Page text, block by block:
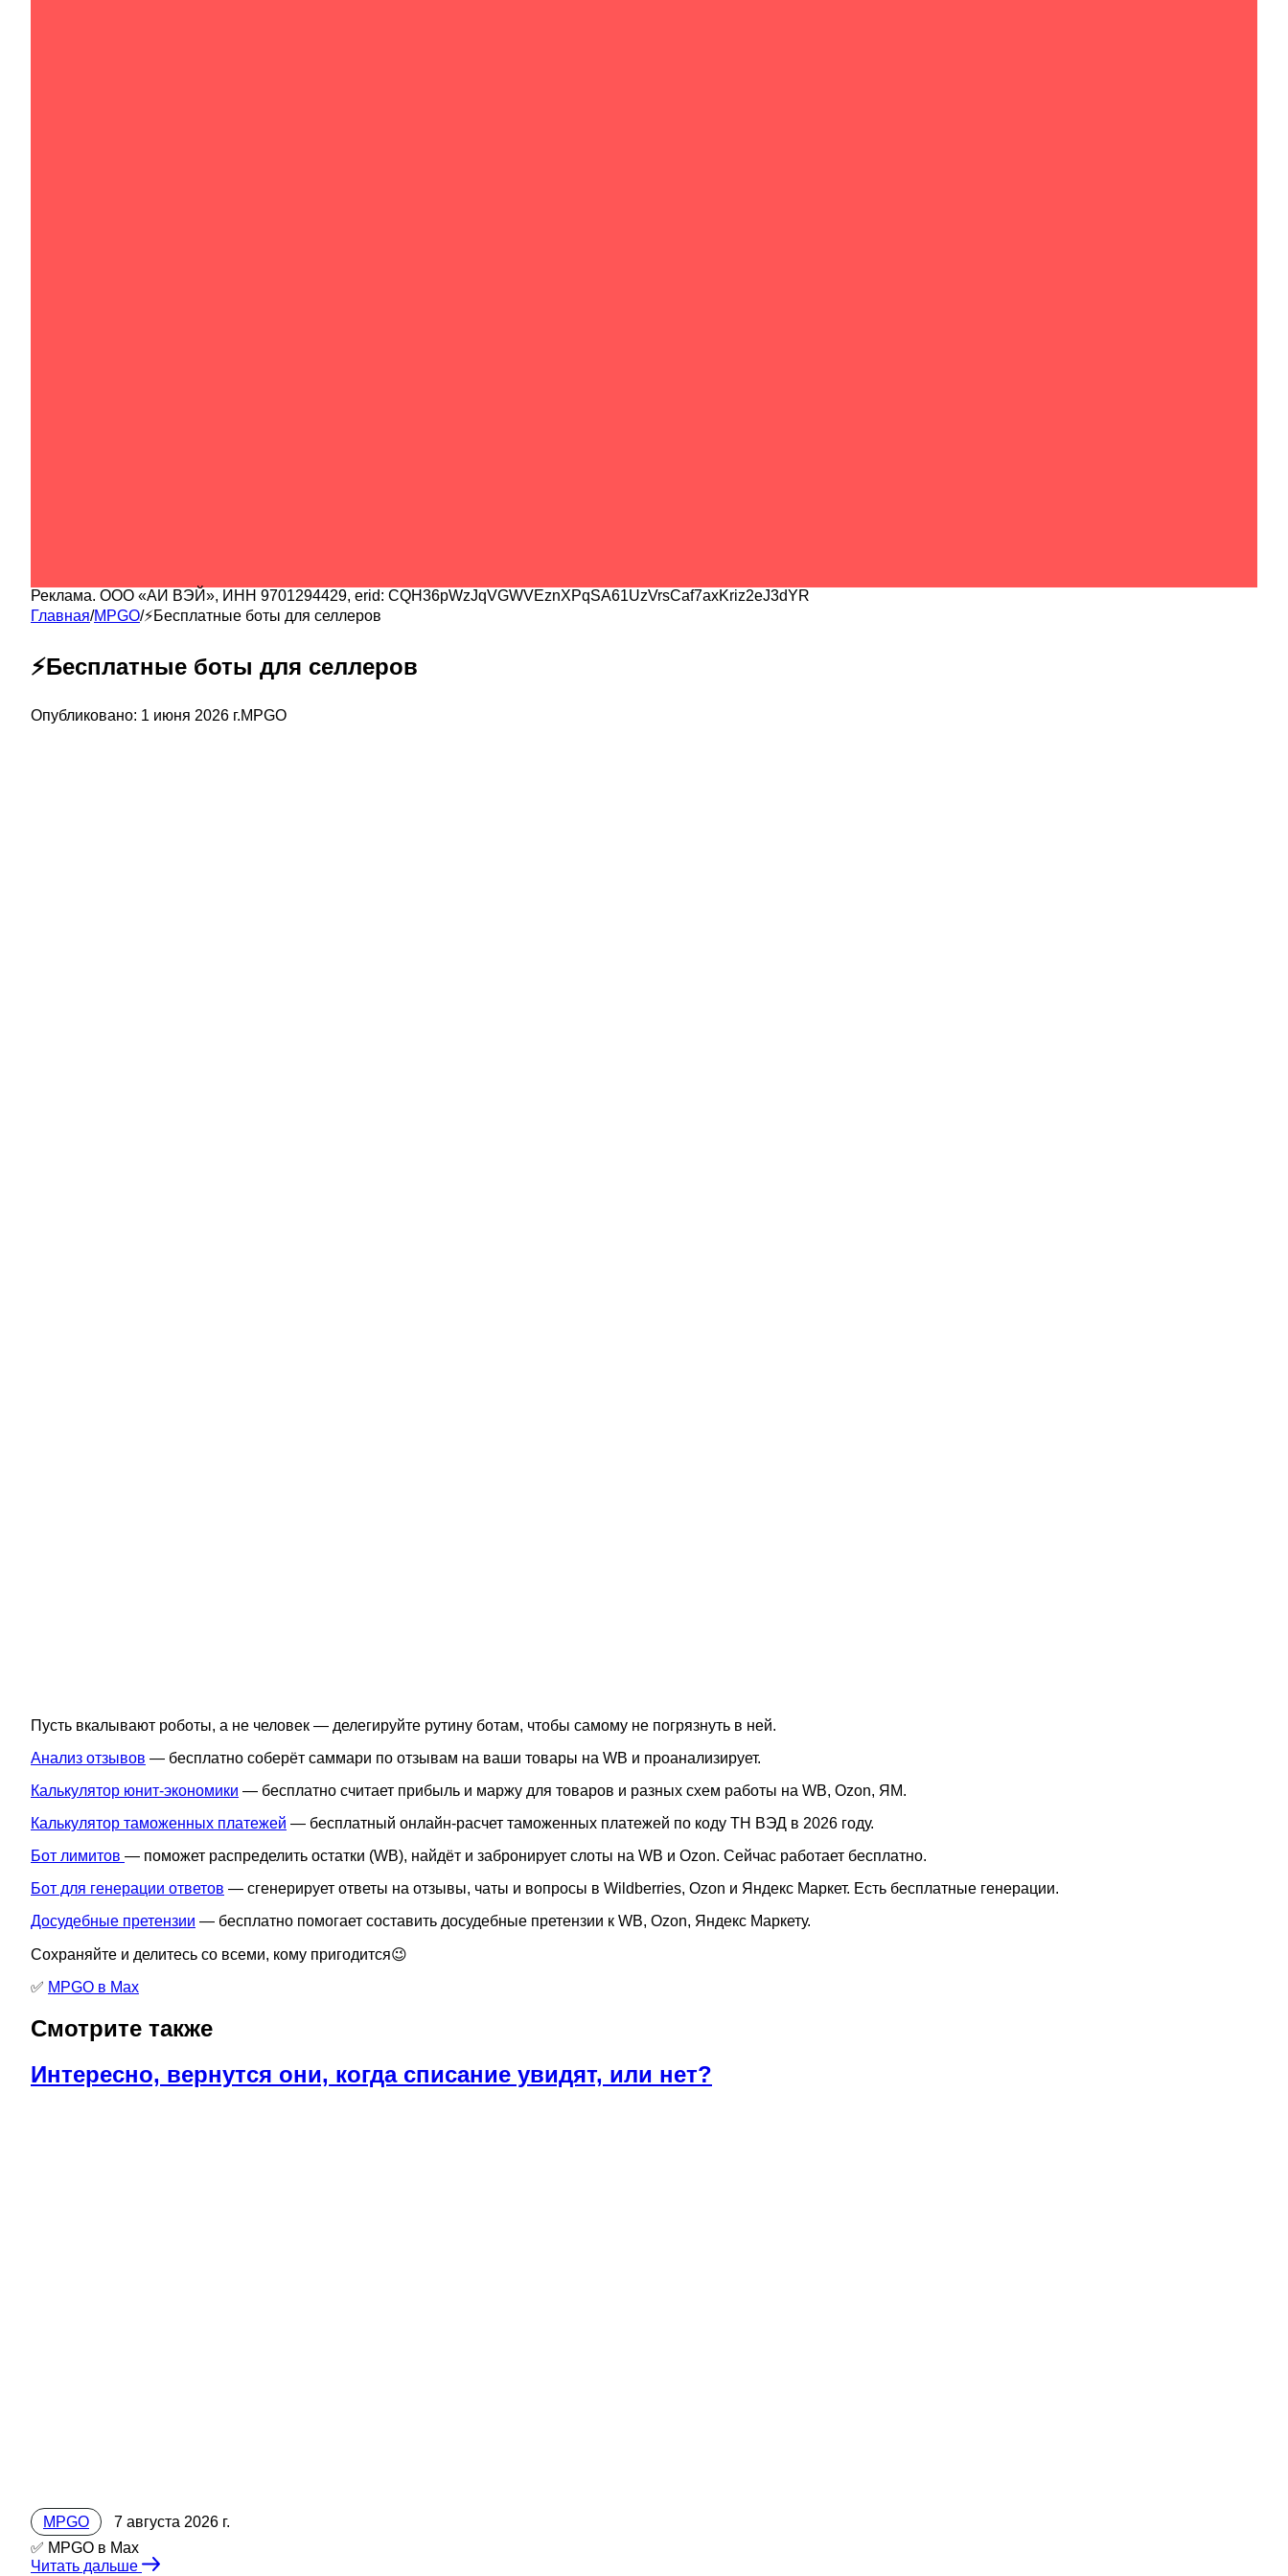
Реклама. ООО «АИ ВЭЙ», ИНН 9701294429, erid: CQH36pWzJqVGWVEznXPqSA61UzVrsCaf7axKriz2eJ3dYR
Главная/MPGO/⚡Бесплатные боты для селлеров
⚡Бесплатные боты для селлеров
Опубликовано: 1 июня 2026 г.MPGO
Пусть вкалывают роботы, а не человек — делегируйте рутину ботам, чтобы самому не погрязнуть в ней.
Анализ отзывов — бесплатно соберёт саммари по отзывам на ваши товары на WB и проанализирует.
Калькулятор юнит-экономики — бесплатно считает прибыль и маржу для товаров и разных схем работы на WB, Ozon, ЯМ.
Калькулятор таможенных платежей — бесплатный онлайн-расчет таможенных платежей по коду ТН ВЭД в 2026 году.
Бот лимитов — поможет распределить остатки (WB), найдёт и забронирует слоты на WB и Ozon. Сейчас работает бесплатно.
Бот для генерации ответов — сгенерирует ответы на отзывы, чаты и вопросы в Wildberries, Ozon и Яндекс Маркет. Есть бесплатные генерации.
Досудебные претензии — бесплатно помогает составить досудебные претензии к WB, Ozon, Яндекс Маркету.
Сохраняйте и делитесь со всеми, кому пригодится😉
✅ MPGO в Мах
Смотрите также
Интересно, вернутся они, когда списание увидят, или нет?
MPGO
7 августа 2026 г.
✅ MPGO в Мах
Читать дальше